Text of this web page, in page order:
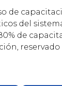
de
del
de